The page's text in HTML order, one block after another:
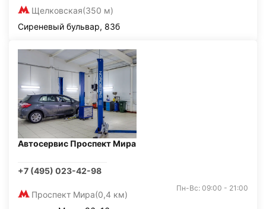
Щелковская(350 м)
Сиреневый бульвар, 83б
Автосервис Проспект Мира
+7 (495) 023-42-98
Проспект Мира(0,4 км)
Пн-Вс: 09:00 - 21:00